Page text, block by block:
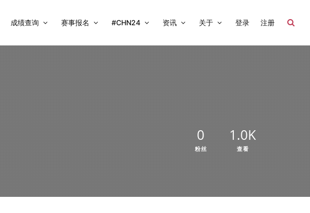
成绩查询 赛事报名 #CHN24 资讯 关于 登录 注册
0
粉丝
1.0K
查看